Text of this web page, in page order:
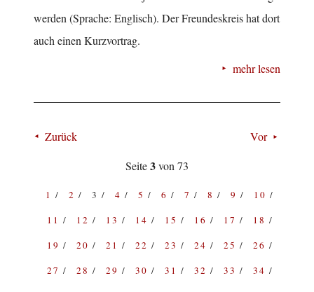
werden (Sprache: Englisch). Der Freundeskreis hat dort
auch einen Kurzvortrag.
mehr lesen
Zurück
Vor
Seite3von 73
1 2 3 4 5 6 7 8 9
10
11
12 13 14 15 16 17
18
19
20 21 22 23 24 25
26
27
28 29 30 31 32 33
34